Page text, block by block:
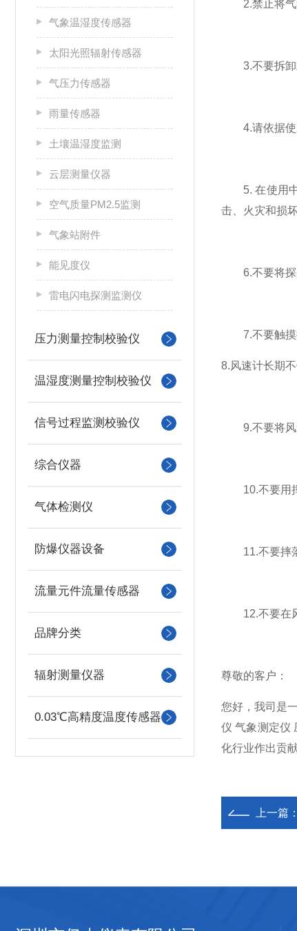
2.禁止将气象
3.不要拆卸
4.请依据使用
5. 在使用中
击、火灾和损
6.不要将探头
7.不要触摸
8.风速计长期
9.不要将风速
10.不要用挥
11.不要摔落
12.不要在风
尊敬的客户：
您好，我司是
仪 气象测定仪
化行业作出贡
上一篇：
气象温湿度传感器
太阳光照辐射传感器
气压力传感器
雨量传感器
土壤温湿度监测
云层测量仪器
空气质量PM2.5监测
气象站附件
能见度仪
雷电闪电探测监测仪
压力测量控制校验仪
温湿度测量控制校验仪
信号过程监测校验仪
综合仪器
气体检测仪
防爆仪器设备
流量元件流量传感器
品牌分类
辐射测量仪器
0.03℃高精度温度传感器